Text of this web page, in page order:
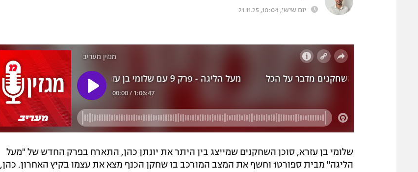
יום שישי, 10:04, 21.11.25
שלומי בן עזרא, סוכן השחקנים שמייצג בין היתר את יונתן כהן, התארח בפרק החדש של "מעל
הליגה" מבית ספורט1 וחשף את המצב המורכב בו שחקן הכנף מצא את עצמו בקיץ האחרון. כהן,